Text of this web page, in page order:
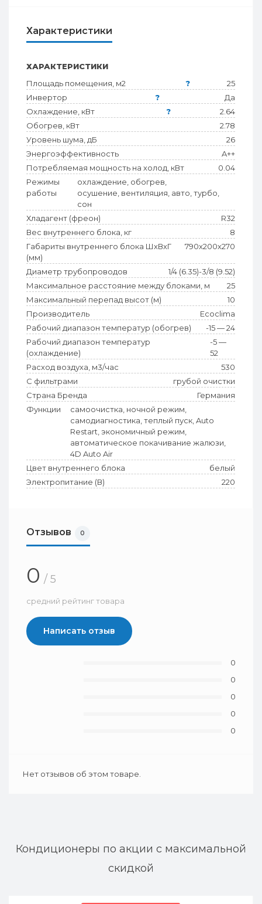
Характеристики
ХАРАКТЕРИСТИКИ
Площадь помещения, м2
?
25
Инвертор
?
Да
Охлаждение, кВт
?
2.64
Обогрев, кВт
2.78
Уровень шума, дБ
26
Энергоэффективность
A++
Потребляемая мощность на холод, кВт
0.04
Режимы
работы
охлаждение, обогрев,
осушение, вентиляция, авто, турбо,
сон
Хладагент (фреон)
R32
Вес внутреннего блока, кг
8
Габариты внутреннего блока ШхВхГ
(мм)
790х200х270
Диаметр трубопроводов
1/4 (6.35)-3/8 (9.52)
Максимальное расстояние между блоками, м
25
Максимальный перепад высот (м)
10
Производитель
Ecoclima
Рабочий диапазон температур (обогрев)
-15 — 24
Рабочий диапазон температур
(охлаждение)
-5 —
52
Расход воздуха, м3/час
530
С фильтрами
грубой очистки
Страна Бренда
Германия
Функции
самоочистка, ночной режим,
самодиагностика, теплый пуск, Auto
Restart, экономичный режим,
автоматическое покачивание жалюзи,
4D Auto Air
Цвет внутреннего блока
белый
Электропитание (В)
220
Отзывов 0
0 / 5
средний рейтинг товара
Написать отзыв
0
0
0
0
0
Нет отзывов об этом товаре.
Кондиционеры по акции с максимальной
скидкой